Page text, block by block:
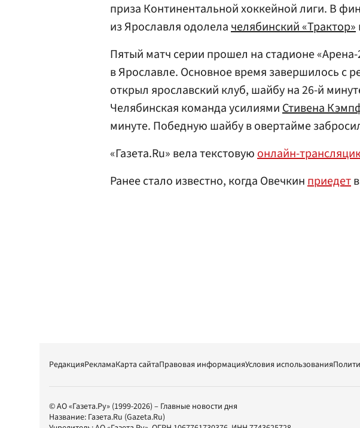
приза Континентальной хоккейной лиги. В
из Ярославля одолелачелябинский «Трактор»
Пятый матч серии прошел на стадионе
в Ярославле. Основное время завершилось с
открыл ярославский клуб, шайбу на 26-й
Челябинская команда усилиямиСтивена
минуте. Победную шайбу в овертайме
«Газета.Ru» вела текстовуюонлайн-
Ранее стало известно, когда Овечкинприедет
РедакцияРекламаКарта сайтаПравовая информацияУсловия использования
© АО «Газета.Ру» (1999-2026) – Главные новости дня
Название: Газета.Ru (Gazeta.Ru)